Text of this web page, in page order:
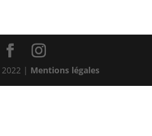
| Mentions légales